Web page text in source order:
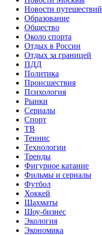
Новости путешествий
Образование
Общество
Около спорта
Отдых в России
Отдых за границей
ПДД
Политика
Происшествия
Психология
Рынки
Сериалы
Спорт
ТВ
Теннис
Технологии
Тренды
Фигурное катание
Фильмы и сериалы
Футбол
Хоккей
Шахматы
Шоу-бизнес
Экология
Экономика